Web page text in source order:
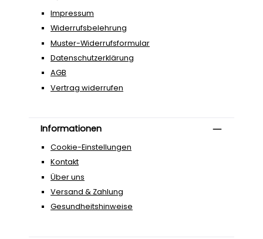
Impressum
Widerrufsbelehrung
Muster-Widerrufsformular
Datenschutzerklärung
AGB
Vertrag widerrufen
Informationen
Cookie-Einstellungen
Kontakt
Über uns
Versand & Zahlung
Gesundheitshinweise